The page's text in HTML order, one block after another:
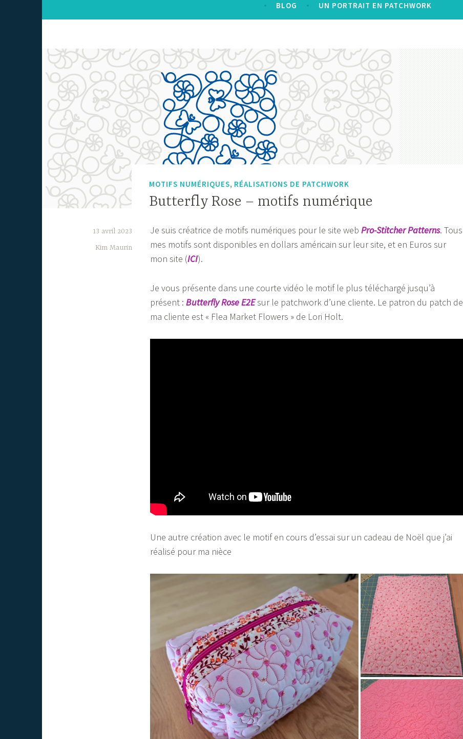
BLOG UN PORTRAIT EN PATCHWORK
MOTIFS NUMÉRIQUES, RÉALISATIONS DE PATCHWORK
Butterfly Rose – motifs numérique
13 avril 2023
Kim Maurin
Je suis créatrice de motifs numériques pour le site web Pro-Stitcher Patterns. Tous
mes motifs sont disponibles en dollars américain sur leur site, et en Euros sur
mon site (ICI).
Je vous présente dans une courte vidéo le motif le plus téléchargé jusqu’à
présent : Butterfly Rose E2Esur le patchwork d’une cliente. Le patron du patch de
ma cliente est « Flea Market Flowers » de Lori Holt.
Une autre création avec le motif en cours d’essai sur un cadeau de Noël que j’ai
réalisé pour ma nièce